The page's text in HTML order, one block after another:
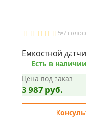
57
Емкостной
Есть в наличии
Цена под заказ
3 987 руб.